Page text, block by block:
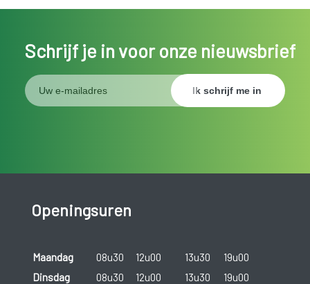
Schrijf je in voor onze nieuwsbrief
Openingsuren
Maandag 08u30 12u00 13u30
19u00
Dinsdag
08u30 12u00 13u30
19u00